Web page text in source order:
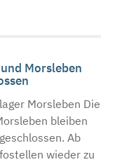
Morsleben
Morsleben Die
bleiben
Ab
wieder zu